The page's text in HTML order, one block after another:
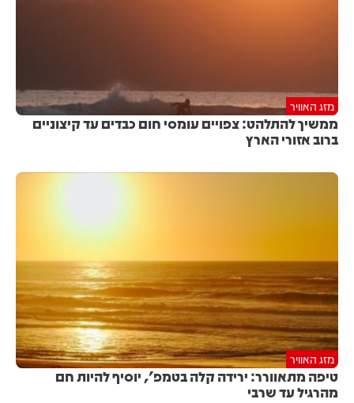
מזג האוויר
ממשיך להתלהט: צפויים עומסי חום כבדים עד קיצוניים
ברוב אזורי הארץ
מזג האוויר
טיפה מתאוורר: ירידה קלה בטמפ', יוסיף להיות חם
מהרגיל עד שרבי